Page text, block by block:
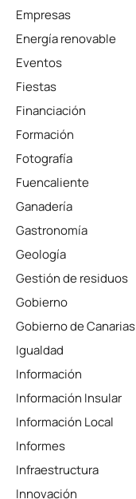
Empresas
Energía renovable
Eventos
Fiestas
Financiación
Formación
Fotografía
Fuencaliente
Ganadería
Gastronomía
Geología
Gestión de residuos
Gobierno
Gobierno de Canarias
Igualdad
Información
Información Insular
Información Local
Informes
Infraestructura
Innovación